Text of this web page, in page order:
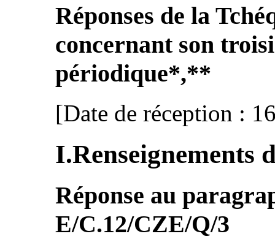
Réponses de la
concernant son
périodique*,**
[Date de réception :
I.Renseignements
Réponse au
E/C.12/CZE/Q/3